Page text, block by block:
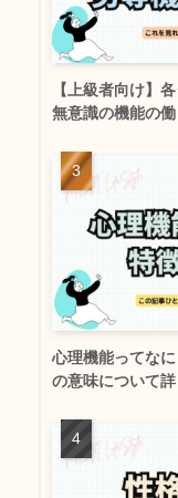
【上級者向け】
無意識の機能の
心理機能ってな
の意味について詳